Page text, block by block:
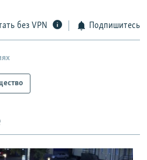
без VPN Подпишитесь